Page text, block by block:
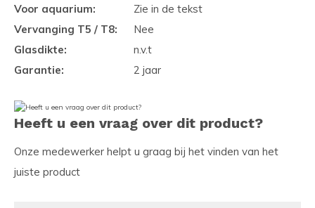
Voor aquarium:
Zie in de tekst
Vervanging T5 / T8:
Nee
Glasdikte:
n.v.t
Garantie:
2 jaar
Heeft u een vraag over dit product?
Onze medewerker helpt u graag bij het vinden van het
juiste product